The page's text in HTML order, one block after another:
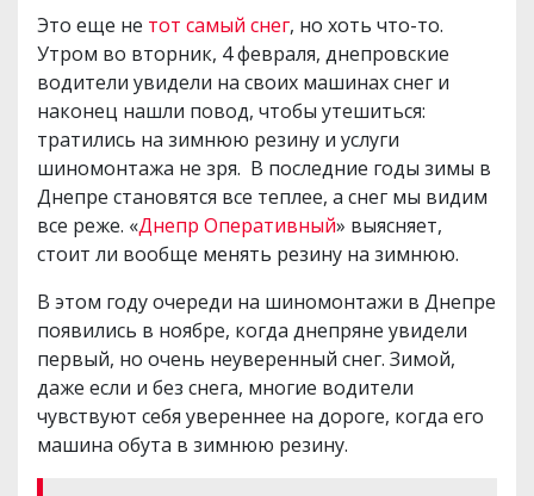
Это еще не тот самый снег, но хоть что-то.
Утром во вторник, 4 февраля, днепровские
водители увидели на своих машинах снег и
наконец нашли повод, чтобы утешиться:
тратились на зимнюю резину и услуги
шиномонтажа не зря. В последние годы зимы в
Днепре становятся все теплее, а снег мы видим
все реже. «Днепр Оперативный» выясняет,
стоит ли вообще менять резину на зимнюю.
В этом году очереди на шиномонтажи в Днепре
появились в ноябре, когда днепряне увидели
первый, но очень неуверенный снег. Зимой,
даже если и без снега, многие водители
чувствуют себя увереннее на дороге, когда его
машина обута в зимнюю резину.